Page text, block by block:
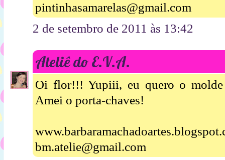
pintinhasamarelas@gmail.com
2 de setembro de 2011 às 13:42
Ateliê do E.V.A.
Oi flor!!! Yupiii, eu quero o molde
Amei o porta-chaves!
bm.atelie@gmail.com